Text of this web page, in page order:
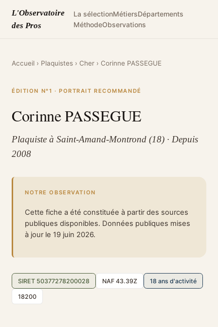
L'Observatoire
des Pros
La sélectionMétiersDépartements
MéthodeObservations
Accueil › Plaquistes › Cher › Corinne PASSEGUE
ÉDITION N°1 · PORTRAIT RECOMMANDÉ
Corinne PASSEGUE
Plaquiste à Saint-Amand-Montrond (18) · Depuis
2008
NOTRE OBSERVATION
Cette fiche a été constituée à partir des sources
publiques disponibles. Données publiques mises
à jour le 19 juin 2026.
SIRET 50377278200028 NAF 43.39Z 18 ans d'activité
18200